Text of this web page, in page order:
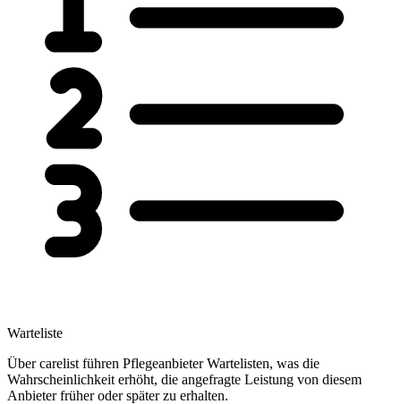
Warteliste
Über carelist führen Pflegeanbieter Wartelisten, was die
Wahrscheinlichkeit erhöht, die angefragte Leistung von diesem
Anbieter früher oder später zu erhalten.